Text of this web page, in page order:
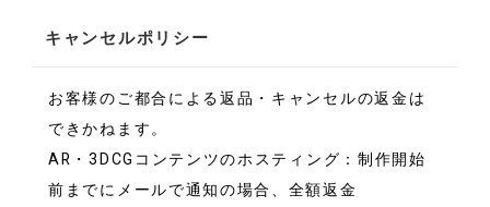
キャンセルポリシー
お客様のご都合による返品・キャンセルの返金は
できかねます。
AR・3DCGコンテンツのホスティング：制作開始
前までにメールで通知の場合、全額返金